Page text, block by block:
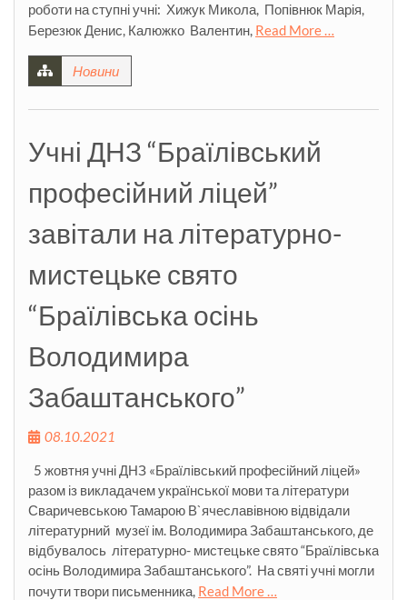
роботи на ступні учні: Хижук Микола, Попівнюк Марія,
Березюк Денис, Калюжко Валентин, Read More …
Новини
Учні ДНЗ “Браїлівський
професійний ліцей”
завітали на літературно-
мистецьке свято
“Браїлівська осінь
Володимира
Забаштанського”
08.10.2021
5 жовтня учні ДНЗ «Браїлівський професійний ліцей»
разом із викладачем української мови та літератури
Сваричевською Тамарою В`ячеславівною відвідали
літературний музеї ім. Володимира Забаштанського, де
відбувалось літературно- мистецьке свято “Браїлівська
осінь Володимира Забаштанського”. На святі учні могли
почути твори письменника, Read More …